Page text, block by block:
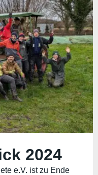
2024
e.V. ist zu Ende